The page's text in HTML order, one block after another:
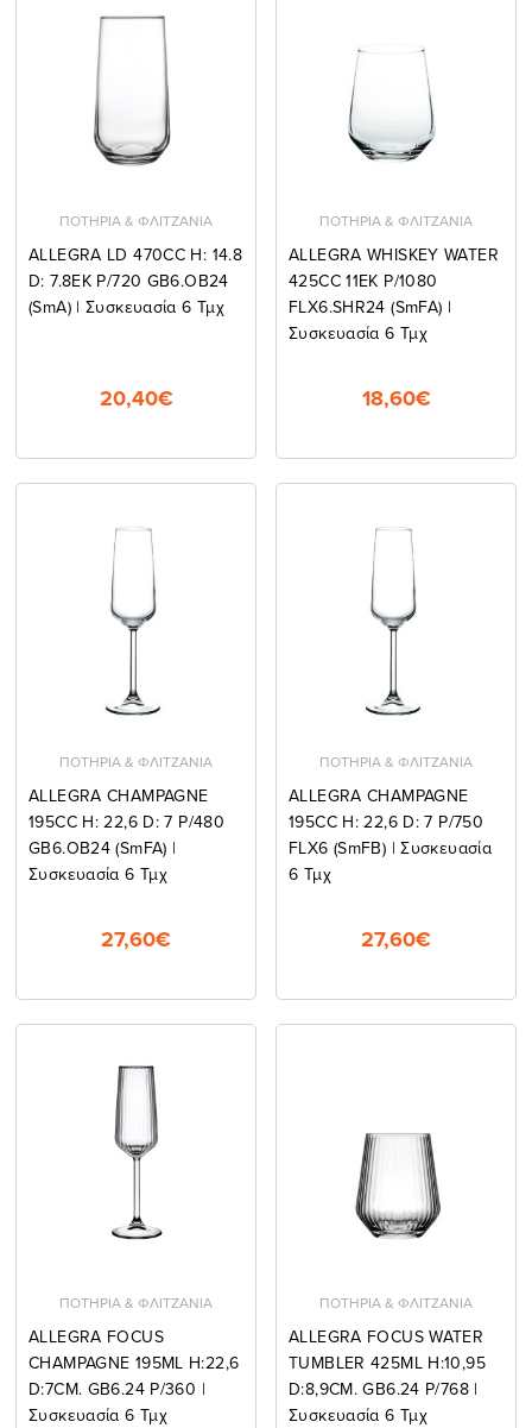
ΠΟΤΗΡΙΑ & ΦΛΙΤΖΑΝΙΑ
ALLEGRA LD 470CC H: 14.8
D: 7.8EK P/720 GB6.OB24
(smA) | Συσκευασία 6 Τμχ
20,40€
ΠΟΤΗΡΙΑ & ΦΛΙΤΖΑΝΙΑ
ALLEGRA WHISKEY WATER
425CC 11EK P/1080
FLX6.SHR24 (smFA) |
Συσκευασία 6 Τμχ
18,60€
ΠΟΤΗΡΙΑ & ΦΛΙΤΖΑΝΙΑ
ALLEGRA CHAMPAGNE
195CC H: 22,6 D: 7 P/480
GB6.OB24 (smFA) |
Συσκευασία 6 Τμχ
27,60€
ΠΟΤΗΡΙΑ & ΦΛΙΤΖΑΝΙΑ
ALLEGRA CHAMPAGNE
195CC H: 22,6 D: 7 P/750
FLX6 (smFB) | Συσκευασία
6 Τμχ
27,60€
ΠΟΤΗΡΙΑ & ΦΛΙΤΖΑΝΙΑ
ALLEGRA FOCUS
CHAMPAGNE 195ML H:22,6
D:7CM. GB6.24 P/360 |
Συσκευασία 6 Τμχ
ΠΟΤΗΡΙΑ & ΦΛΙΤΖΑΝΙΑ
ALLEGRA FOCUS WATER
TUMBLER 425ML H:10,95
D:8,9CM. GB6.24 P/768 |
Συσκευασία 6 Τμχ